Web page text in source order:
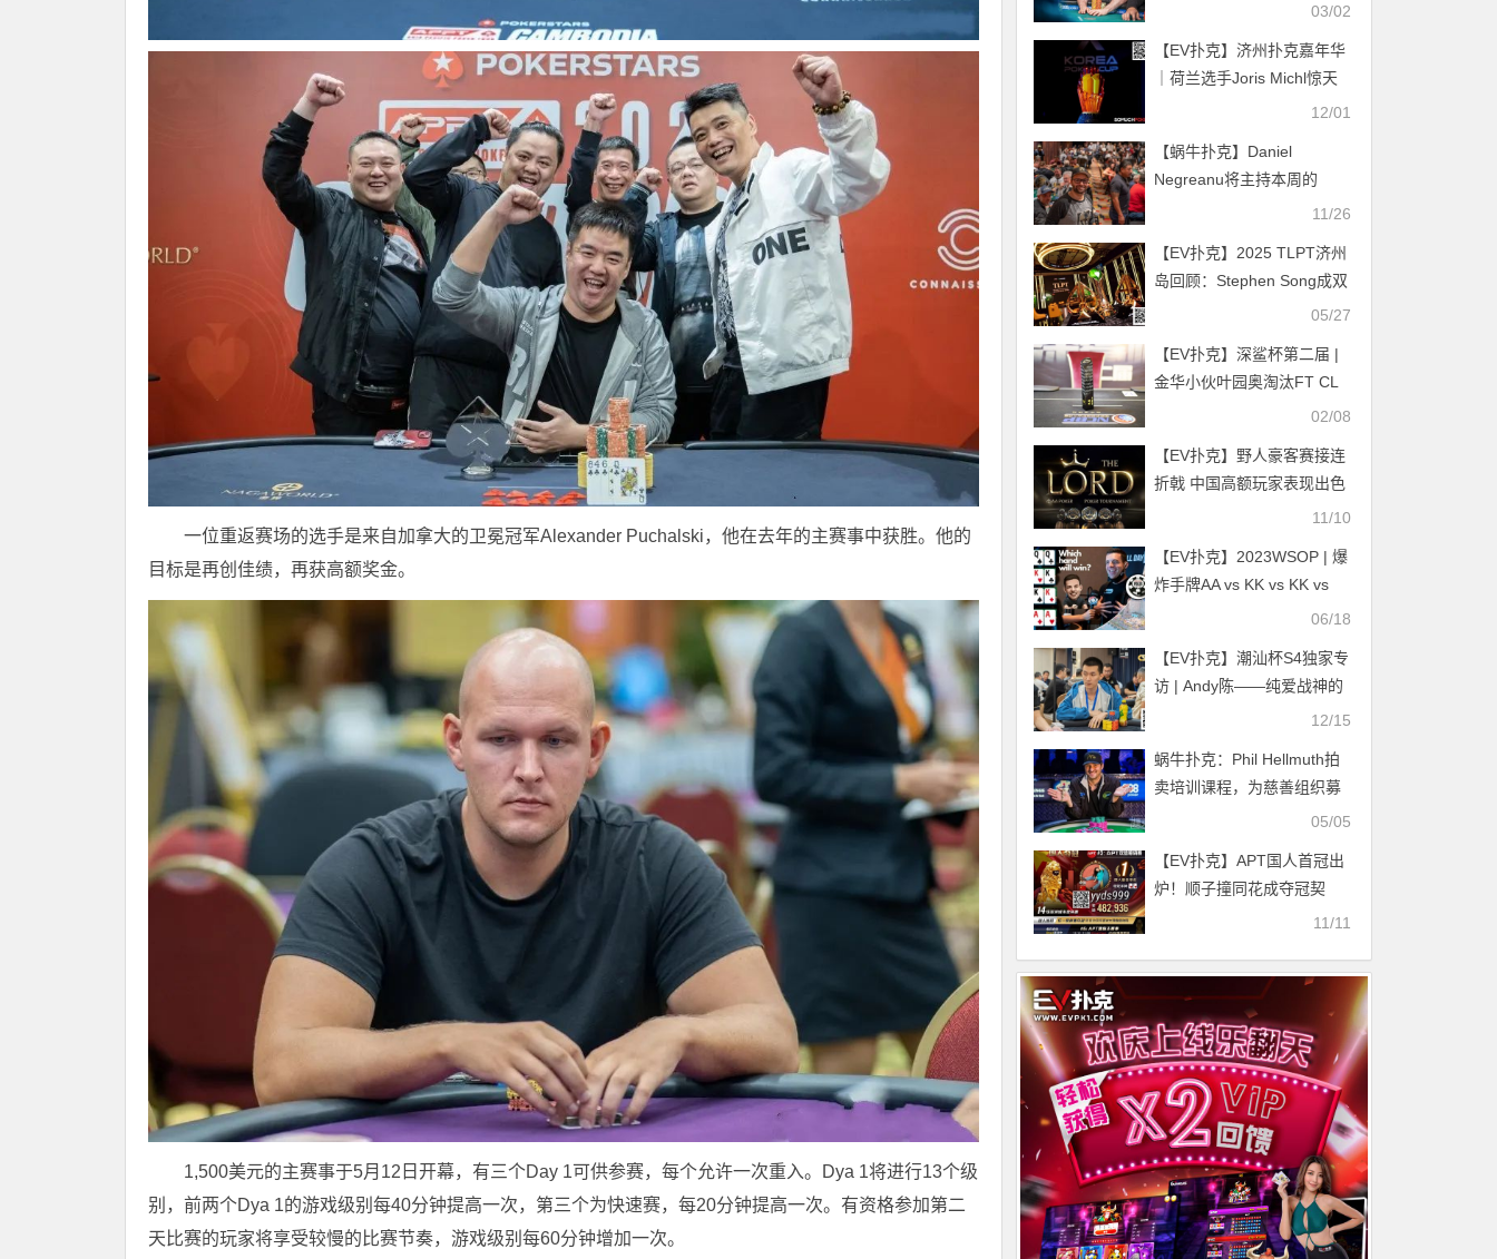
一位重返赛场的选手是来自加拿大的卫冕冠军Alexander Puchalski，他在去年的主赛事中获胜。他的
目标是再创佳绩，再获高额奖金。
1,500美元的主赛事于5月12日开幕，有三个Day 1可供参赛，每个允许一次重入。Dya 1将进行13个级
别，前两个Dya 1的游戏级别每40分钟提高一次，第三个为快速赛，每20分钟提高一次。有资格参加第二
天比赛的玩家将享受较慢的比赛节奏，游戏级别每60分钟增加一次。
03/02
【EV扑克】济州扑克嘉年华
｜荷兰选手Joris Michl惊天
逆袭夺下KPC主赛冠军，红
12/01
【蜗牛扑克】Daniel
Negreanu将主持本周的
CSOP “Raise It Up” 慈善赛
11/26
【EV扑克】2025 TLPT济州
岛回顾：Stephen Song成双
冠王，中国选手勇夺8个冠
05/27
【EV扑克】深鲨杯第二届 |
金华小伙叶园奥淘汰FT CL
芮博翔荣获深鲨杯冠军！02/08
【EV扑克】野人豪客赛接连
折戟 中国高额玩家表现出色
TLPT首秀惊艳大幅破保 第
11/10
【EV扑克】2023WSOP | 爆
炸手牌AA vs KK vs KK vs
06/18
【EV扑克】潮汕杯S4独家专
访 | Andy陈——纯爱战神的
12/15
蜗牛扑克：Phil Hellmuth拍
卖培训课程，为慈善组织募
05/05
【EV扑克】APT国人首冠出
炉！顺子撞同花成夺冠契
机，关键河杀yyds！《GoG
11/11